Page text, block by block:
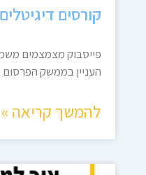
קורסים דיגיטלים
פייסבוק מצמצמים
העניין בממשק הפרסום
להמשך קריאה »